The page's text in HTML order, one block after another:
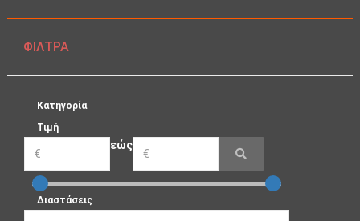
ΦΊΛΤΡΑ
Κατηγορία
Τιμή
εώς
Διαστάσεις